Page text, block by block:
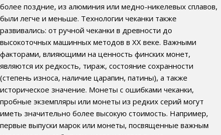
более поздние, из алюминия или медно-никелевых сплавов,
были легче и меньше. Технологии чеканки также
развивались: от ручной чеканки в древности до
высокоточных машинных методов в XX веке. Важными
факторами, влияющими на ценность финских монет,
являются их редкость, тираж, состояние сохранности
(степень износа, наличие царапин, патины), а также
историческое значение. Монеты с ошибками чеканки,
пробные экземпляры или монеты из редких серий могут
иметь значительно более высокую стоимость. Например,
первые выпуски марок или монеты, посвященные важным